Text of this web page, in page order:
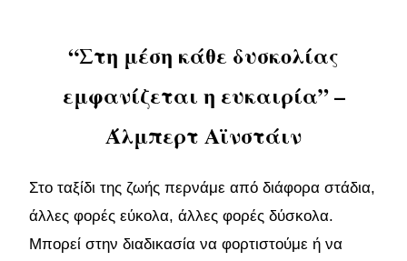
“Στη μέση κάθε δυσκολίας
εμφανίζεται η ευκαιρία” –
Άλμπερτ Αϊνστάιν
Στο ταξίδι της ζωής περνάμε από διάφορα στάδια,
άλλες φορές εύκολα, άλλες φορές δύσκολα.
Μπορεί στην διαδικασία να φορτιστούμε ή να